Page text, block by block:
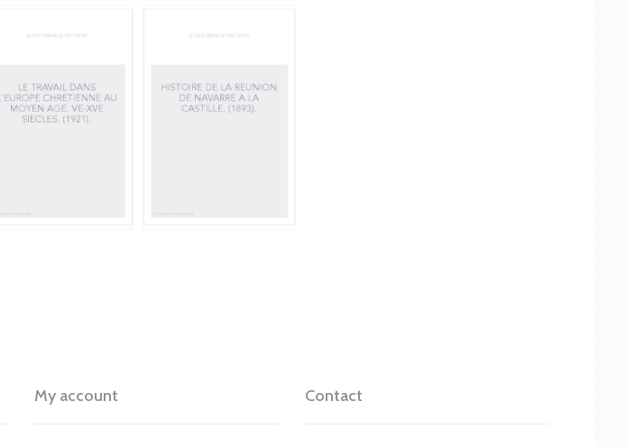
My account Contact